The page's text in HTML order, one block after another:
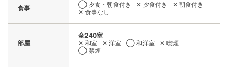
食事 ◯ 夕食・朝食付き ✕ 夕食付き
✕ 朝食付き
✕ 食事なし
部屋
全240室
✕ 和室
✕ 洋室 ◯ 和洋室
✕ 喫煙
◯ 禁煙